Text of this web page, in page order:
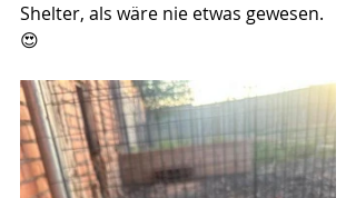
Shelter, als wäre nie etwas gewesen.
😍